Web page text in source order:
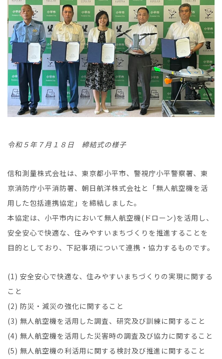
令和５年７月１８日 締結式の様子
信和測量株式会社は、東京都小平市、警視庁小平警察署、東
京消防庁小平消防署、朝日航洋株式会社と「無人航空機を活
用した包括連携協定」を締結しました。
本協定は、小平市内において無人航空機(ドローン)を活用し、
安全安心で快適な、住みやすいまちづくりを推進することを
目的としており、下記事項について連携・協力するものです。
(1) 安全安心で快適な、住みやすいまちづくりの実現に関する
こと
(2) 防災・減災の強化に関すること
(3) 無人航空機を活用した調査、研究及び訓練に関すること
(4) 無人航空機を活用した災害時の調査及び協力に関すること
(5) 無人航空機の利活用に関する検討及び推進に関すること